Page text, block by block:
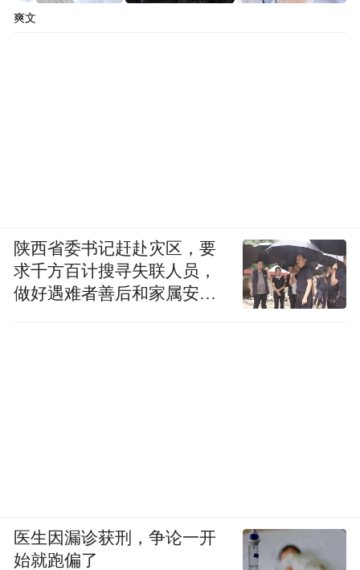
爽文
陕西省委书记赶赴灾区，要
求千方百计搜寻失联人员，
做好遇难者善后和家属安抚
医生因漏诊获刑，争论一开
始就跑偏了